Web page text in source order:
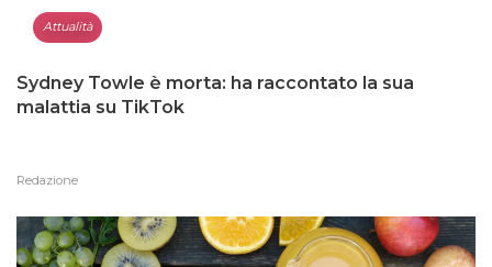
Attualità
Sydney Towle è morta: ha raccontato la sua
malattia su TikTok
Redazione